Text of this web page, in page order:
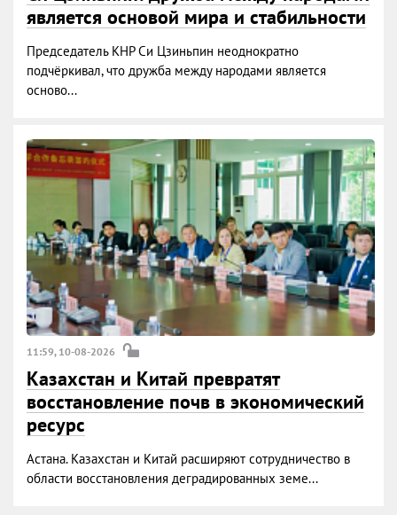
является основой мира и стабильности
Председатель КНР Си Цзиньпин неоднократно
подчёркивал, что дружба между народами является
осново...
11:59, 10-08-2026
Казахстан и Китай превратят
восстановление почв в экономический
ресурс
Астана. Казахстан и Китай расширяют сотрудничество в
области восстановления деградированных земе...